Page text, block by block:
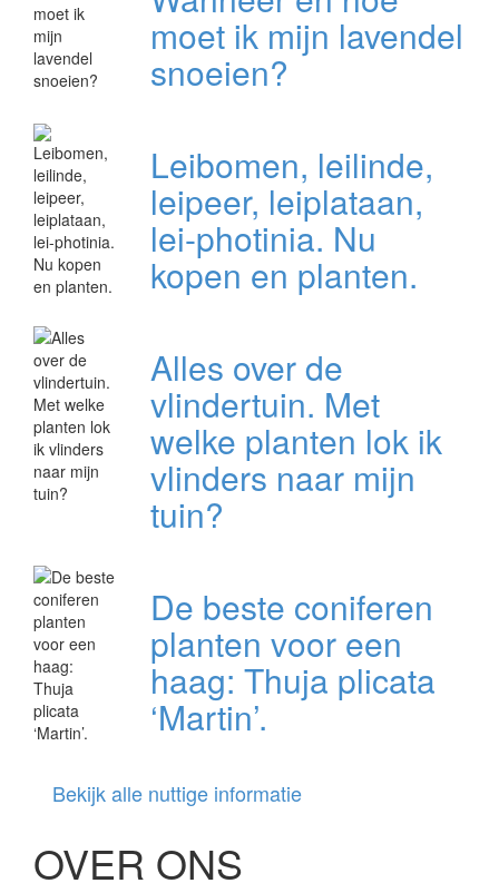
moet ik mijn lavendel
snoeien?
Leibomen, leilinde,
leipeer, leiplataan,
lei-photinia. Nu
kopen en planten.
Alles over de
vlindertuin. Met
welke planten lok ik
vlinders naar mijn
tuin?
De beste coniferen
planten voor een
haag: Thuja plicata
‘Martin’.
Bekijk alle nuttige informatie
OVER ONS